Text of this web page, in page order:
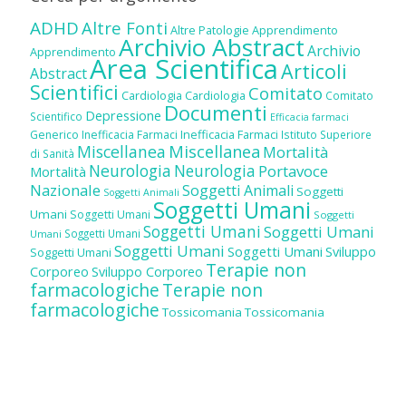
ADHDAltre Fonti Altre Patologie Apprendimento
Apprendimento Archivio AbstractArchivio
AbstractArea ScientificaArticoli
Scientifici Cardiologia Cardiologia Comitato Comitato
Scientifico Depressione Documenti Efficacia farmaci
Generico Inefficacia Farmaci Inefficacia Farmaci Istituto Superiore
di Sanità Miscellanea Miscellanea Mortalità
Mortalità Neurologia Neurologia Portavoce
Nazionale Soggetti Animali Soggetti Animali Soggetti
Umani Soggetti Umani Soggetti Umani Soggetti
Umani Soggetti Umani Soggetti UmaniSoggetti Umani
Soggetti Umani Soggetti Umani Soggetti Umani Sviluppo
Corporeo Sviluppo Corporeo Terapie non
farmacologicheTerapie non
farmacologiche Tossicomania Tossicomania